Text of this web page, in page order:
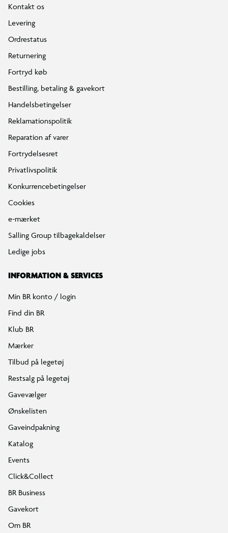
Kontakt os
Levering
Ordrestatus
Returnering
Fortryd køb
Bestilling, betaling & gavekort
Handelsbetingelser
Reklamationspolitik
Reparation af varer
Fortrydelsesret
Privatlivspolitik
Konkurrencebetingelser
Cookies
e-mærket
Salling Group tilbagekaldelser
Ledige jobs
INFORMATION & SERVICES
Min BR konto / login
Find din BR
Klub BR
Mærker
Tilbud på legetøj
Restsalg på legetøj
Gavevælger
Ønskelisten
Gaveindpakning
Katalog
Events
Click&Collect
BR Business
Gavekort
Om BR